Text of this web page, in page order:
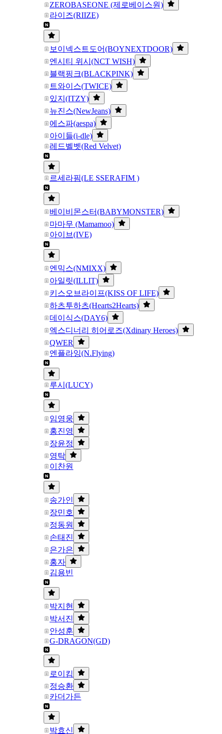
ZEROBASEONE (제로베이스원)
라이즈(RIIZE)
보이넥스트도어(BOYNEXTDOOR)
엔시티 위시(NCT WISH)
블랙핑크(BLACKPINK)
트와이스(TWICE)
있지(ITZY)
뉴진스(NewJeans)
에스파(aespa)
아이들(i-dle)
레드벨벳(Red Velvet)
르세라핌(LE SSERAFIM )
베이비몬스터(BABYMONSTER)
마마무 (Mamamoo)
아이브(IVE)
엔믹스(NMIXX)
아일릿(ILLIT)
키스오브라이프(KISS OF LIFE)
하츠투하츠(Hearts2Hearts)
데이식스(DAY6)
엑스디너리 히어로즈(Xdinary Heroes)
QWER
엔플라잉(N.Flying)
루시(LUCY)
임영웅
홍진영
장윤정
영탁
이찬원
송가인
장민호
정동원
손태진
은가은
홍자
김용빈
박지현
박서진
안성훈
G-DRAGON(GD)
로이킴
정승환
카더가든
박효신